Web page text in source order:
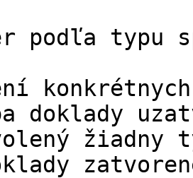
podľa typu
doklady
žiadny